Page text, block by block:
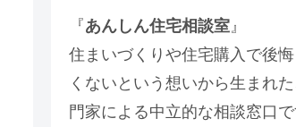
『あんしん住宅相談室』
住まいづくりや住宅購入で後
くないという想いから生まれ
門家による中立的な相談窓口